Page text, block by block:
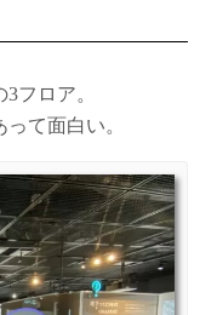
フロア。
て面白い。